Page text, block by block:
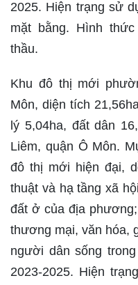
2025. Hiện trạng sử
mặt bằng. Hình
thầu.
Khu đô thị mới
Môn, diện tích
lý 5,04ha, đất dân
Liêm, quận Ô Môn.
đô thị mới hiện đại,
thuật và hạ tầng xã
đất ở của địa
thương mại, văn hóa,
người dân sống
2023-2025. Hiện